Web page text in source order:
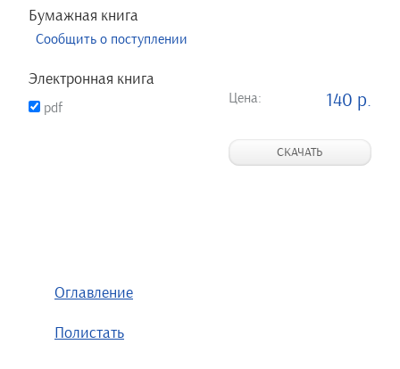
Бумажная книга
Сообщить о поступлении
Электронная книга
pdf
Цена: 140 р.
СКАЧАТЬ
Оглавление
Полистать